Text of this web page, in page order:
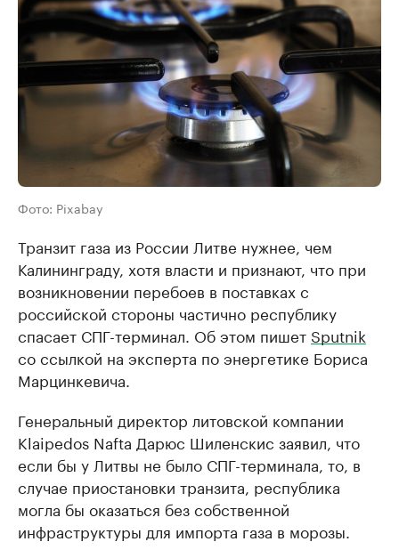
Фото: Pixabay
Транзит газа из России Литве нужнее, чем
Калининграду, хотя власти и признают, что при
возникновении перебоев в поставках с
российской стороны частично республику
спасает СПГ-терминал. Об этом пишет Sputnik
со ссылкой на эксперта по энергетике Бориса
Марцинкевича.
Генеральный директор литовской компании
Klaipedos Nafta Дарюс Шиленскис заявил, что
если бы у Литвы не было СПГ-терминала, то, в
случае приостановки транзита, республика
могла бы оказаться без собственной
инфраструктуры для импорта газа в морозы.